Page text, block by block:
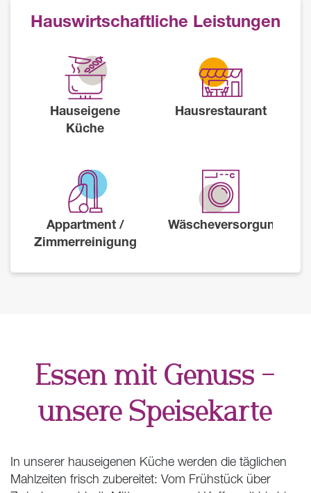
Hauswirtschaftliche Leistungen
Hauseigene
Küche
Hausrestaurant
Appartment /
Zimmerreinigung
Wäscheversorgung
Essen mit Genuss –
unsere Speisekarte
In unserer hauseigenen Küche werden die täglichen
Mahlzeiten frisch zubereitet: Vom Frühstück über